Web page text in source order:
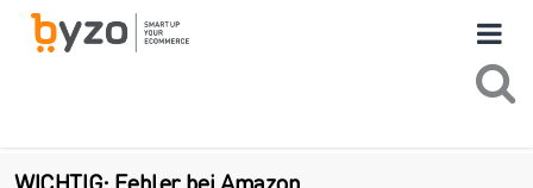
WICHTIG: Fehler bei Amazon